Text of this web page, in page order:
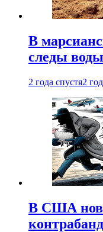
В
следы воды
2 года спустя2
В США